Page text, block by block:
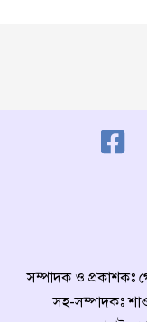
সম্পাদক ও প্রকাশকঃ
সহ-সম্পাদকঃ